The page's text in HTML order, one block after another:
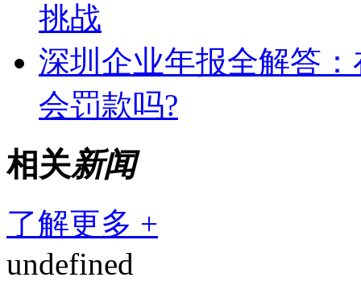
挑战
深圳企业年报全解答
会罚款吗?
相关新闻
了解更多 +
undefined